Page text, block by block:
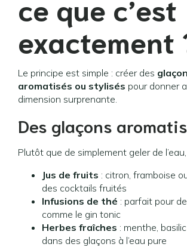
ce que c’est
exactement
Le principe est simple : créer des
aromatisés ou stylisés pour donner
dimension surprenante.
Des glaçons
Plutôt que de simplement geler de
Jus de fruits : citron, framboise
des cocktails fruités
Infusions de thé : parfait pour
comme le gin tonic
Herbes fraîches : menthe,
dans des glaçons à l’eau pure